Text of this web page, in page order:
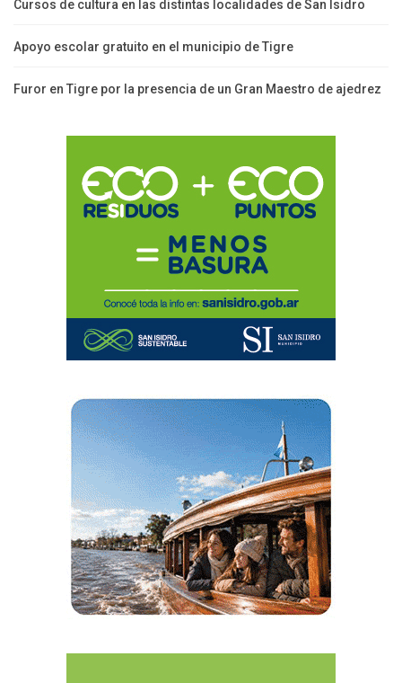
Cursos de cultura en las distintas localidades de San Isidro
Apoyo escolar gratuito en el municipio de Tigre
Furor en Tigre por la presencia de un Gran Maestro de ajedrez